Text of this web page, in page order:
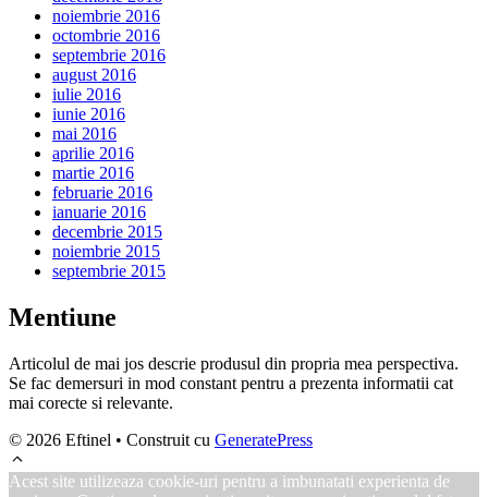
noiembrie 2016
octombrie 2016
septembrie 2016
august 2016
iulie 2016
iunie 2016
mai 2016
aprilie 2016
martie 2016
februarie 2016
ianuarie 2016
decembrie 2015
noiembrie 2015
septembrie 2015
Mentiune
Articolul de mai jos descrie produsul din propria mea perspectiva.
Se fac demersuri in mod constant pentru a prezenta informatii cat
mai corecte si relevante.
© 2026 Eftinel • Construit cu GeneratePress
Acest site utilizeaza cookie-uri pentru a imbunatati experienta de